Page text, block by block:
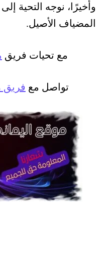
وأخيرًا، نوجه التحية
المضياف الأصيل.
مع تحيات فريق
تواصل مع فريق